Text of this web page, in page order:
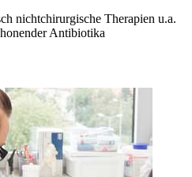
nichtchirurgische Therapien u.a.
Antibiotika